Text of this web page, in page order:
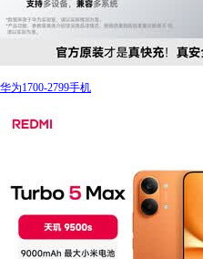
华为1700-2799手机